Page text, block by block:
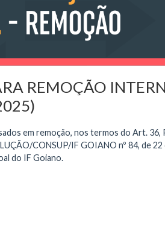
REMOÇÃO
em remoção, nos termos do Art.
CONSUP/IF GOIANO nº 84, de
do IF Goiano.